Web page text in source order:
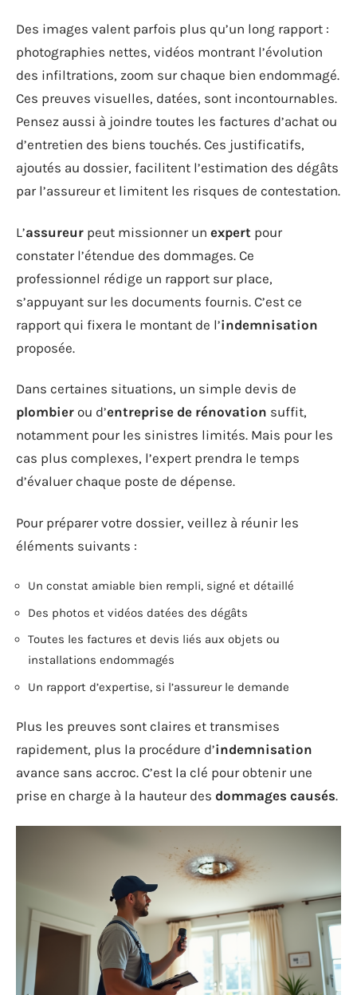
Des images valent parfois plus qu’un long rapport :
photographies nettes, vidéos montrant l’évolution
des infiltrations, zoom sur chaque bien endommagé.
Ces preuves visuelles, datées, sont incontournables.
Pensez aussi à joindre toutes les factures d’achat ou
d’entretien des biens touchés. Ces justificatifs,
ajoutés au dossier, facilitent l’estimation des dégâts
par l’assureur et limitent les risques de contestation.
L’assureur peut missionner un expert pour
constater l’étendue des dommages. Ce
professionnel rédige un rapport sur place,
s’appuyant sur les documents fournis. C’est ce
rapport qui fixera le montant de l’indemnisation
proposée.
Dans certaines situations, un simple devis de
plombier ou d’entreprise de rénovation suffit,
notamment pour les sinistres limités. Mais pour les
cas plus complexes, l’expert prendra le temps
d’évaluer chaque poste de dépense.
Pour préparer votre dossier, veillez à réunir les
éléments suivants :
Un constat amiable bien rempli, signé et détaillé
Des photos et vidéos datées des dégâts
Toutes les factures et devis liés aux objets ou
installations endommagés
Un rapport d’expertise, si l’assureur le demande
Plus les preuves sont claires et transmises
rapidement, plus la procédure d’indemnisation
avance sans accroc. C’est la clé pour obtenir une
prise en charge à la hauteur des dommages causés.